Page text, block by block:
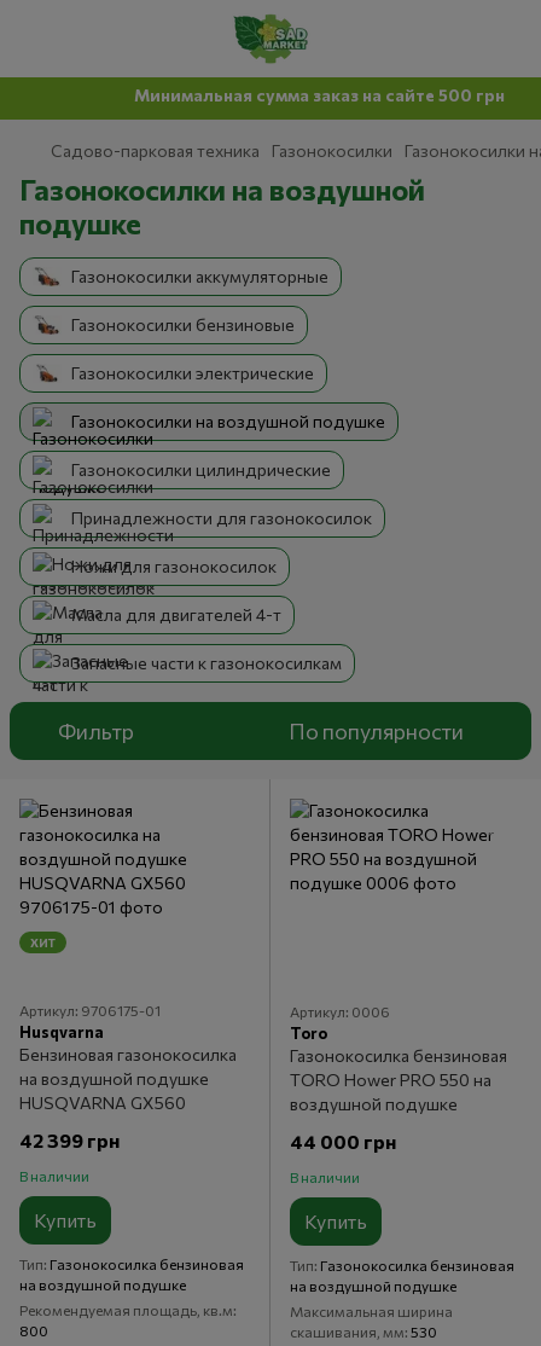
Минимальная сумма заказ на сайте 500 грн
Садово-парковая техника Газонокосилки Газонокосилки
Газонокосилки на воздушной
подушке
Газонокосилки аккумуляторные
Газонокосилки бензиновые
Газонокосилки электрические
Газонокосилки на воздушной подушке
Газонокосилки цилиндрические
Принадлежности для газонокосилок
Ножи для газонокосилок
Масла для двигателей 4-т
Запасные части к газонокосилкам
Фильтр По популярности
ХИТ
Артикул: 9706175-01
Husqvarna
Бензиновая газонокосилка
на воздушной подушке
HUSQVARNA GX560
42 399 грн
В наличии
Купить
Тип Газонокосилка бензиновая
на воздушной подушке
Рекомендуемая площадь, кв.м
800
Артикул: 0006
Toro
Газонокосилка бензиновая
TORO Hower PRO 550 на
воздушной подушке
44 000 грн
В наличии
Купить
Тип Газонокосилка бензиновая
на воздушной подушке
Максимальная ширина
скашивания, мм 530